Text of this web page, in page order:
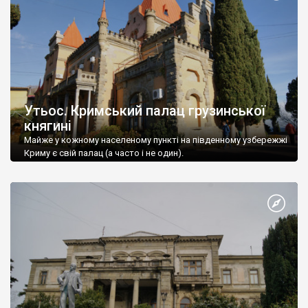
Утьос. Кримський палац грузинської
княгині
Майже у кожному населеному пункті на південному узбережжі
Криму є свій палац (а часто і не один).